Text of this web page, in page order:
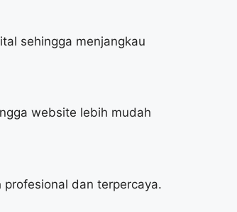
sehingga menjangkau
website lebih mudah
dan terpercaya.